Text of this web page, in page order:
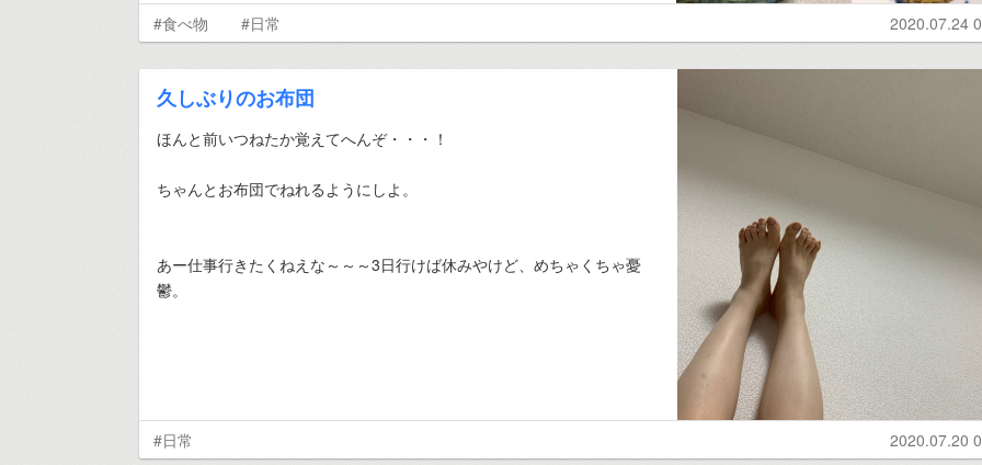
#食べ物 #日常 2020.07.24
久しぶりのお布団
ほんと前いつねたか覚えてへんぞ・・・！
ちゃんとお布団でねれるようにしよ。
あー仕事行きたくねえな～～～3日行けば休みやけど、めちゃくちゃ憂
鬱。
#日常 2020.07.20